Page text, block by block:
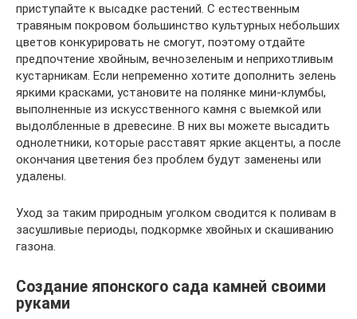
приступайте к высадке растений. С естественным
травяным покровом большинство культурных небольших
цветов конкурировать не смогут, поэтому отдайте
предпочтение хвойным, вечнозеленым и неприхотливым
кустарникам. Если непременно хотите дополнить зелень
яркими красками, установите на полянке мини-клумбы,
выполненные из искусственного камня с выемкой или
выдолбленные в древесине. В них вы можете высадить
однолетники, которые расставят яркие акценты, а после
окончания цветения без проблем будут заменены или
удалены.
Уход за таким природным уголком сводится к поливам в
засушливые периоды, подкормке хвойных и скашиванию
газона.
Создание японского сада камней своими
руками